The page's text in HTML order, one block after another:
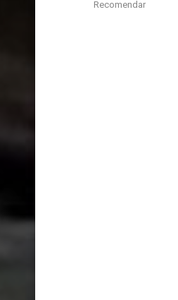
Recomendar